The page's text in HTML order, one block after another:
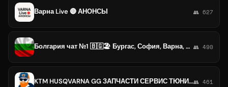
Варна Live 🔴 АНОНСЫ 👥 627
Болгария чат №1 🇧🇬🏖 Бургас, София, Варна, Несебр, Солнечный Берег, Святой Влас, Пловдив и т.д. Группа, объявления, новости. 👥 490
KTM HUSQVARNA GG ЗАПЧАСТИ СЕРВИС ТЮНИНГ👥 461